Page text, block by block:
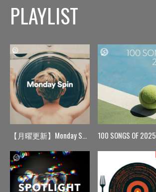
PLAYLIST
【月曜更新】Monday Spin 100 SONGS OF 2025